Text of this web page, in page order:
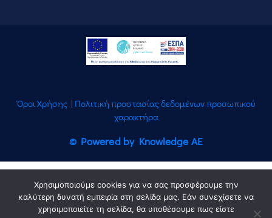
Όροι Χρήσης | Πολιτική προστασίας δεδομένων προσωπικού
χαρακτήρα
© Powered by Knowledge AE
Χρησιμοποιούμε cookies για να σας προσφέρουμε την
καλύτερη δυνατή εμπειρία στη σελίδα μας. Εάν συνεχίσετε να
χρησιμοποιείτε τη σελίδα, θα υποθέσουμε πως είστε